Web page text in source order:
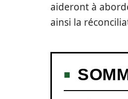
aideront à
ainsi la